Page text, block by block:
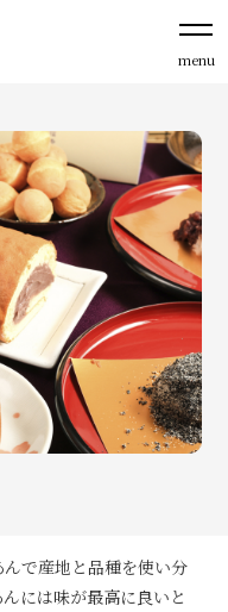
menu
で産地と品種を使い分
には味が最高に良いと